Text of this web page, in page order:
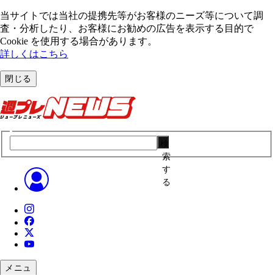
当サイトでは当社の提携先等がお客様のニーズ等について調
査・分析したり、お客様にお勧めの広告を表⽰する⽬的で
Cookie を使⽤する場合があります。
詳しくはこちら
閉じる
索
す
る
メニュ